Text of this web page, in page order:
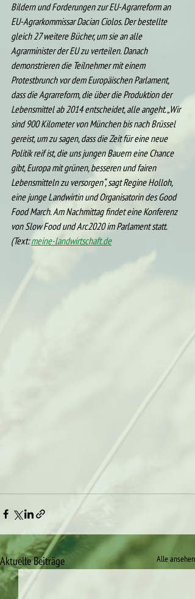
Bildern und Forderungen zur EU-Agrarreform an
EU-Agrarkommissar Dacian Ciolos. Der bestellte
gleich 27 weitere Bücher, um sie an alle
Agrarminister der EU zu verteilen. Danach
demonstrieren die Teilnehmer mit einem
Protestbrunch vor dem Europäischen Parlament,
dass die Agrarreform, die über die Produktion der
Lebensmittel ab 2014 entscheidet, alle angeht. „Wir
sind 900 Kilometer von München bis nach Brüssel
gereist, um zu sagen, dass die Zeit für eine neue
Politik reif ist, die uns jungen Bauern eine Chance
gibt, Europa mit grünen, besseren und fairen
Lebensmitteln zu versorgen“, sagt Regine Holloh,
eine junge Landwirtin und Organisatorin des Good
Food March. Am Nachmittag findet eine Konferenz
von Slow Food und Arc2020 im Parlament statt.
(Text: meine-landwirtschaft.de
Aktuelle Beiträge Alle ansehen